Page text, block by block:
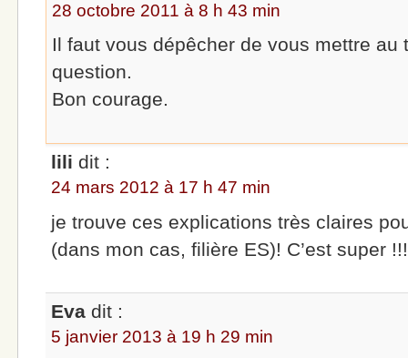
28 octobre 2011 à 8 h 43 min
Il faut vous dépêcher de vous mettre au
question.
Bon courage.
lili dit :
24 mars 2012 à 17 h 47 min
je trouve ces explications très claires
(dans mon cas, filière ES)! C’est super
Eva dit :
5 janvier 2013 à 19 h 29 min